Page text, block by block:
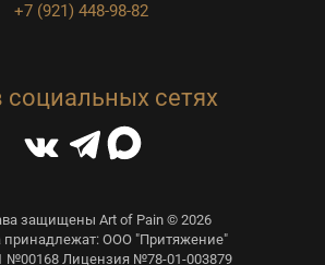
+7 (921) 448-98-82
сетях
защищены Art of Pain © 2026
принадлежат: ООО "Притяжение"
№00168 Лицензия №78-01-003879